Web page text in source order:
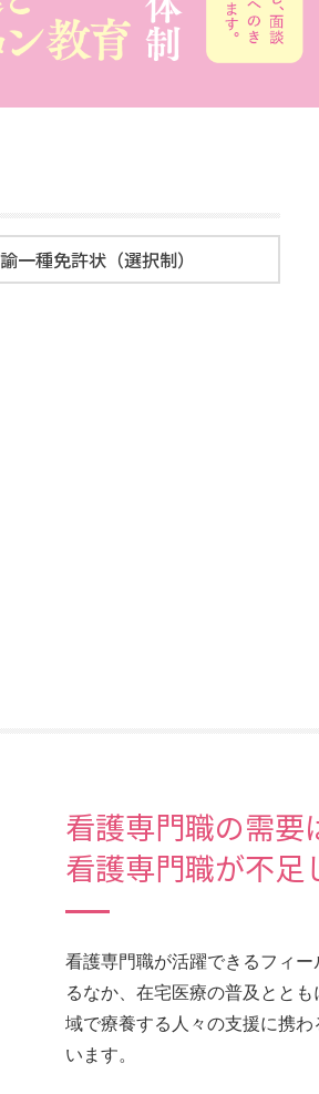
一種免許状（選択制）
看護専門職の需要
看護専門職が不足
看護専門職が活躍できるフィ
るなか、在宅医療の普及とと
域で療養する人々の支援に携
います。